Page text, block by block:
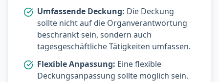
Umfassende Deckung: Die Deckung
sollte nicht auf die Organverantwortung
beschränkt sein, sondern auch
tagesgeschäftliche Tätigkeiten umfassen.
Flexible Anpassung: Eine flexible
Deckungsanpassung sollte möglich sein.